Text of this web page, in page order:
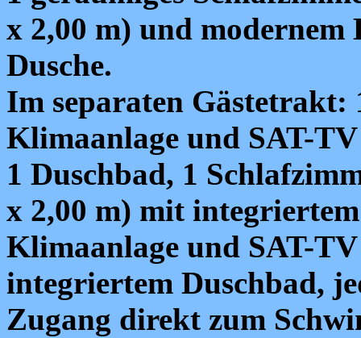
x 2,00 m) und
Dusche.
Im separaten Gästetrakt:
Klimaanlage und SAT-
1 Duschbad, 1
x 2,00 m) mit
Klimaanlage und SAT-
integriertem Duschbad,
Zugang direkt zum